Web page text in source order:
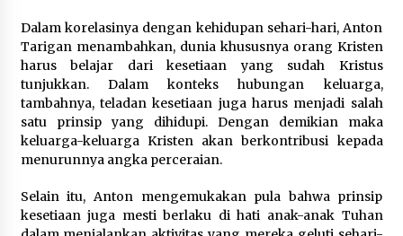
Dalam korelasinya dengan kehidupan sehari-hari, Anton
Tarigan menambahkan, dunia khususnya orang Kristen
harus belajar dari kesetiaan yang sudah Kristus
tunjukkan. Dalam konteks hubungan keluarga,
tambahnya, teladan kesetiaan juga harus menjadi salah
satu prinsip yang dihidupi. Dengan demikian maka
keluarga-keluarga Kristen akan berkontribusi kepada
menurunnya angka perceraian.
Selain itu, Anton mengemukakan pula bahwa prinsip
kesetiaan juga mesti berlaku di hati anak-anak Tuhan